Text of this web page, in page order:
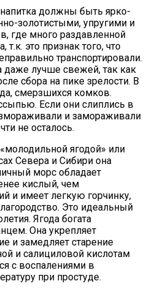
должны быть ярко-
золотистыми, упругими и
где много раздавленной
это признак того, что
транспортировали.
даже лучше свежей, так как
сбора на пике зрелости. В
смерзшихся комков.
Если они слиплись в
и замораживали
не осталось.
ягодой» или
Севера и Сибири она
морс обладает
кислый, чем
и имеет легкую горчинку,
Это идеальный
Ягода богата
Она укрепляет
и замедляет старение
и салициловой кислотам
с воспалениями в
при простуде.